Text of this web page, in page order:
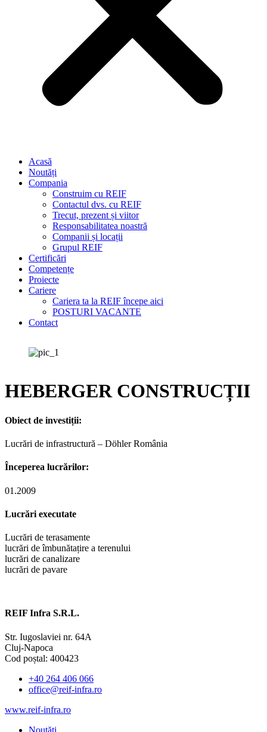
Acasă
Noutăți
Compania
Construim cu REIF
Contactul dvs. cu REIF
Trecut, prezent și viitor
Responsabilitatea noastră
Companii și locații
Grupul REIF
Certificări
Competențe
Proiecte
Cariere
Cariera ta la REIF începe aici
POSTURI VACANTE
Contact
HEBERGER CONSTRUCȚII
Obiect de investiții:
Lucrări de infrastructură – Döhler România
Începerea lucrărilor:
01.2009
Lucrări executate
Lucrări de terasamente
lucrări de îmbunătațire a terenului
lucrări de canalizare
lucrări de pavare
REIF Infra S.R.L.
Str. Iugoslaviei nr. 64A
Cluj-Napoca
Cod poștal: 400423
+40 264 406 066
office@reif-infra.ro
www.reif-infra.ro
Noutăți